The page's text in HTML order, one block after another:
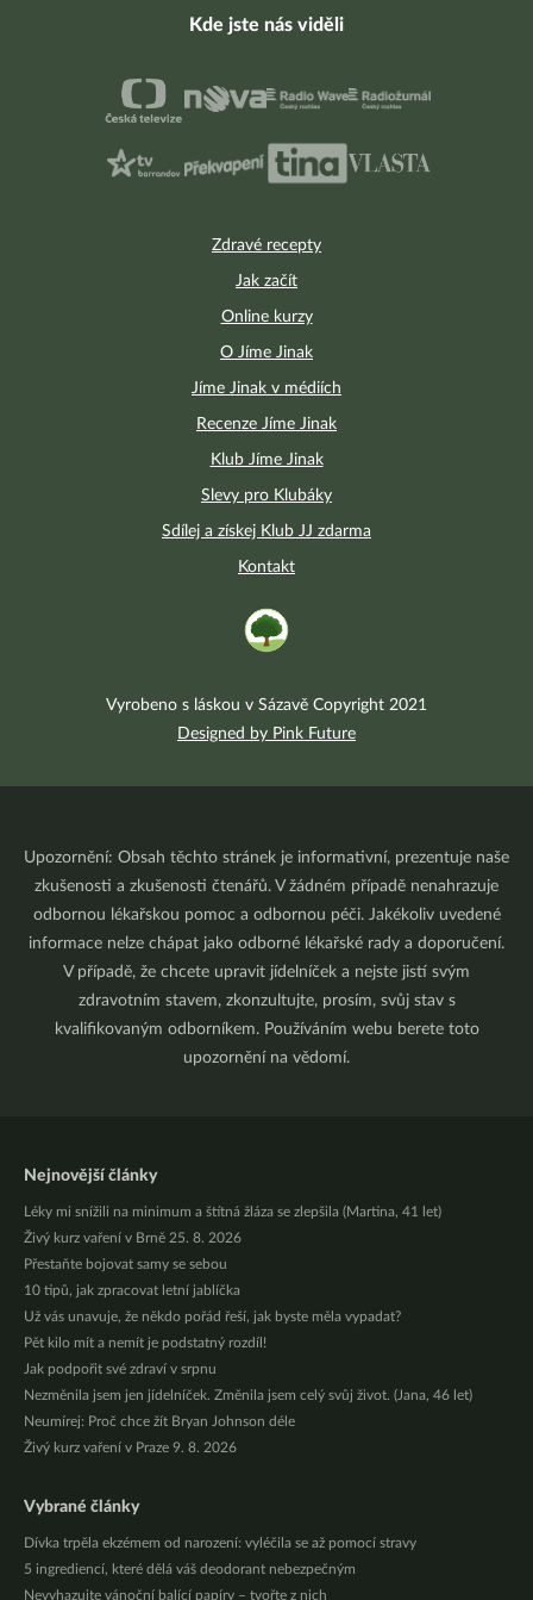
Zdravé recepty
Jak začít
Online kurzy
O Jíme Jinak
Jíme Jinak v médiích
Recenze Jíme Jinak
Klub Jíme Jinak
Slevy pro Klubáky
Sdílej a získej Klub JJ zdarma
Kontakt
Kde jste nás viděli
Vyrobeno s láskou v Sázavě Copyright 2021
Designed by Pink Future
Upozornění: Obsah těchto stránek je informativní, prezentuje naše
zkušenosti a zkušenosti čtenářů. V žádném případě nenahrazuje
odbornou lékařskou pomoc a odbornou péči. Jakékoliv uvedené
informace nelze chápat jako odborné lékařské rady a doporučení.
V případě, že chcete upravit jídelníček a nejste jistí svým
zdravotním stavem, zkonzultujte, prosím, svůj stav s
kvalifikovaným odborníkem. Používáním webu berete toto
upozornění na vědomí.
Nejnovější články
Léky mi snížili na minimum a štítná žláza se zlepšila (Martina, 41 let)
Živý kurz vaření v Brně 25. 8. 2026
Přestaňte bojovat samy se sebou
10 tipů, jak zpracovat letní jablíčka
Už vás unavuje, že někdo pořád řeší, jak byste měla vypadat?
Pět kilo mít a nemít je podstatný rozdíl!
Jak podpořit své zdraví v srpnu
Nezměnila jsem jen jídelníček. Změnila jsem celý svůj život. (Jana, 46 let)
Neumírej: Proč chce žít Bryan Johnson déle
Živý kurz vaření v Praze 9. 8. 2026
Vybrané články
Dívka trpěla ekzémem od narození: vyléčila se až pomocí stravy
5 ingrediencí, které dělá váš deodorant nebezpečným
Nevyhazujte vánoční balící papíry – tvořte z nich